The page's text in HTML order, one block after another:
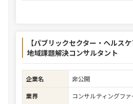
【パブリックセクター・ヘルス
地域課題解決コンサルタント
企業名
非公開
業界
コンサルティングファ